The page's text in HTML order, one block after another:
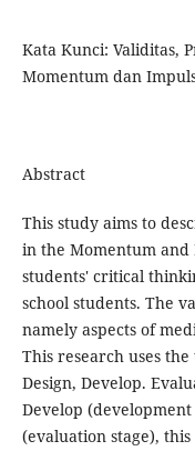
Kata Kunci: Validitas,
Momentum dan
Abstract
This study aims to
in the Momentum
students' critical
school students. The
namely aspects of
This research uses
Design, Develop.
Develop
(evaluation stage), this